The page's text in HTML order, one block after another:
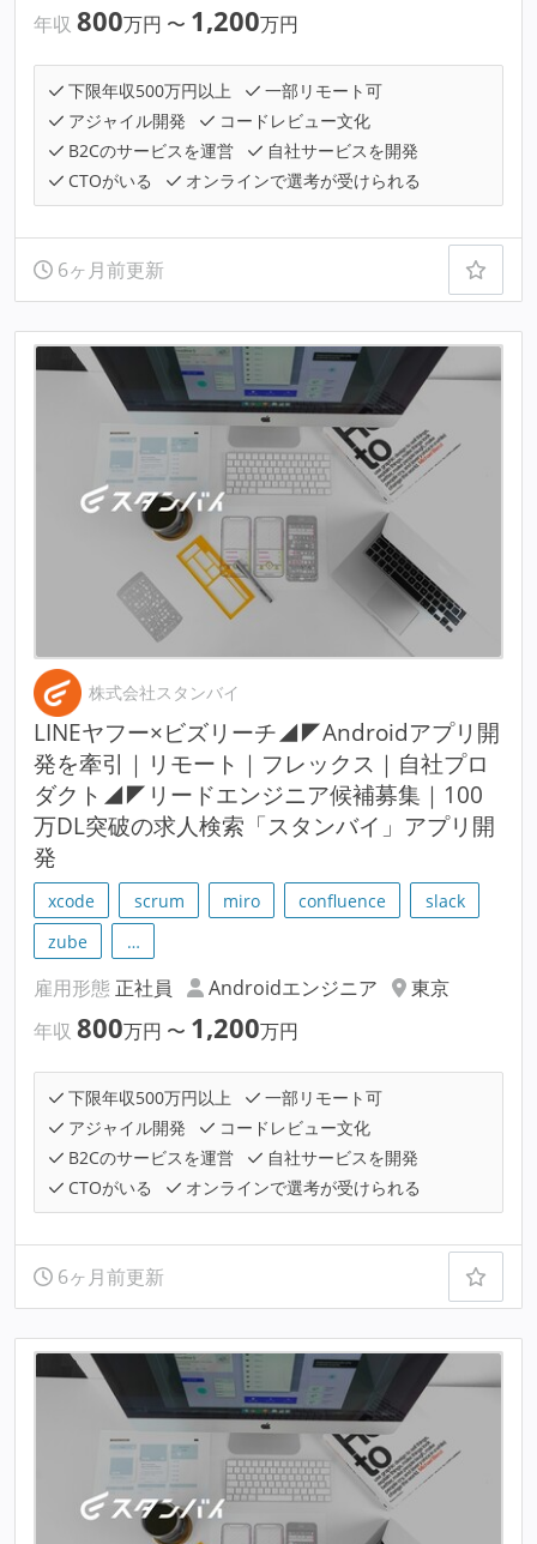
年収 800万円 〜 1,200万円
下限年収500万円以上
一部リモート可
アジャイル開発
コードレビュー文化
B2Cのサービスを運営
自社サービスを開発
CTOがいる
オンラインで選考が受けられる
6ヶ月前更新
株式会社スタンバイ
LINEヤフー×ビズリーチ◢◤Androidアプリ開
発を牽引｜リモート｜フレックス｜自社プロ
ダクト◢◤リードエンジニア候補募集｜100
万DL突破の求人検索「スタンバイ」アプリ開
発
xcode scrum miro confluence
slack
zube
…
雇用形態 正社員 Androidエンジニア
東京
年収 800万円 〜 1,200万円
下限年収500万円以上
一部リモート可
アジャイル開発
コードレビュー文化
B2Cのサービスを運営
自社サービスを開発
CTOがいる
オンラインで選考が受けられる
6ヶ月前更新